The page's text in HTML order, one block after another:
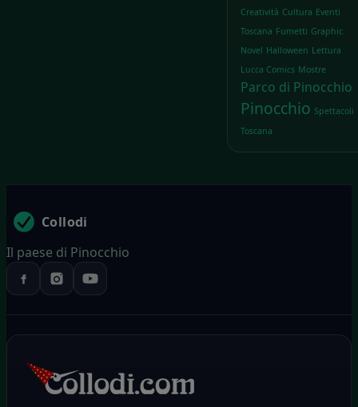
Creatività Cultura Eventi
Toscana Fumetti Graphic
Novel Halloween Lettura
Lucca Comics Mostre
Parco di Pinocchio
Pinocchio Spettacoli
Toscana
Collodi
Il paese di Pinocchio